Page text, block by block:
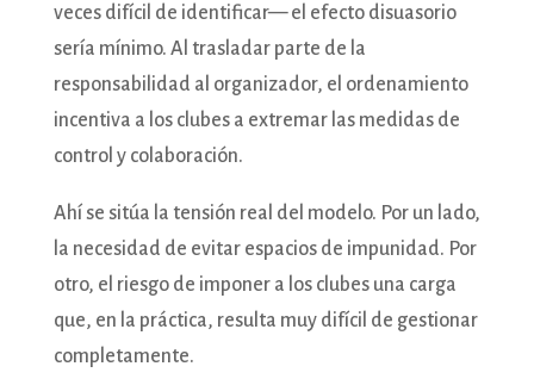
veces difícil de identificar— el efecto disuasorio
sería mínimo. Al trasladar parte de la
responsabilidad al organizador, el ordenamiento
incentiva a los clubes a extremar las medidas de
control y colaboración.
Ahí se sitúa la tensión real del modelo. Por un lado,
la necesidad de evitar espacios de impunidad. Por
otro, el riesgo de imponer a los clubes una carga
que, en la práctica, resulta muy difícil de gestionar
completamente.